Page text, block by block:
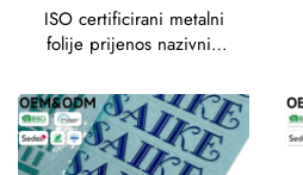
ISO certificirani metalni
folije prijenos nazivnih
Mikro naljepnice u
ružičasto zlato, srebro i
crno